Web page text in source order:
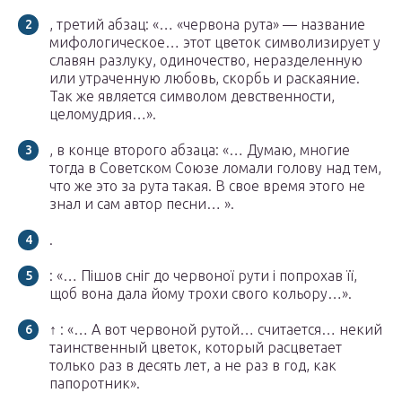
, третий абзац: «… «червона рута» — название
мифологическое… этот цветок символизирует у
славян разлуку, одиночество, неразделенную
или утраченную любовь, скорбь и раскаяние.
Так же является символом девственности,
целомудрия…».
, в конце второго абзаца: «… Думаю, многие
тогда в Советском Союзе ломали голову над тем,
что же это за рута такая. В свое время этого не
знал и сам автор песни… ».
.
: «… Пішов сніг до червоної рути і попрохав її,
щоб вона дала йому трохи свого кольору…».
↑ : «… А вот червоной рутой… считается… некий
таинственный цветок, который расцветает
только раз в десять лет, а не раз в год, как
папоротник».